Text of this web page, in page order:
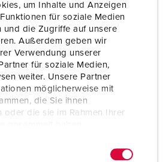
um Inhalte und Anzeigen
für soziale Medien
und die Zugriffe auf unsere
Außerdem geben wir
Verwendung unserer
für soziale Medien,
weiter. Unsere Partner
möglicherweise mit
die Sie ihnen
oder die sie im Rahmen Ihrer
1 RJ45 2-voudige data-aansluiting cat.6,
8/8
voor 1 kabel tot 3 x 6 mm²
IP20